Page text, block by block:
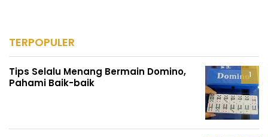
TERPOPULER
Tips Selalu Menang Bermain Domino,
Pahami Baik-baik